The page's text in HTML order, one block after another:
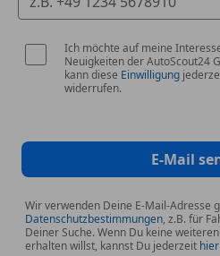
Markenlogos
Fahrzeugsteckdose
LED High Performance-
Komfortsitze
Dachreling in poliertem
Ablagefach in
Vorrüstung für digitales
On-board AC-Lader bis 11
On-board DC-Lader
Wärmedämmend dunkel
Ich möchte auf meine
Neuigkeiten der AutoScout24
kann diese Einwilligung
widerrufen.
E-Mail
Wir verwenden Deine E-Mail-Adresse
Datenschutzbestimmungen, z.B. für
Deiner Suche. Wenn Du keine
erhalten willst, kannst Du jederzeit hier